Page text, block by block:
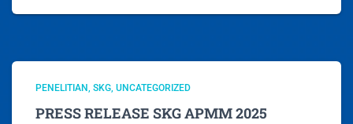
PENELITIAN SKG UNCATEGORIZED
PRESS RELEASE SKG APMM 2025